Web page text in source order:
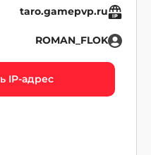
taro.gamepvp.ru
ROMAN_FLOK
IP-адрес